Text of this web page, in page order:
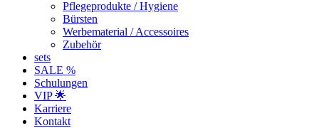
Pflegeprodukte / Hygiene
Bürsten
Werbematerial / Accessoires
Zubehör
sets
SALE %
Schulungen
VIP 🌟
Karriere
Kontakt